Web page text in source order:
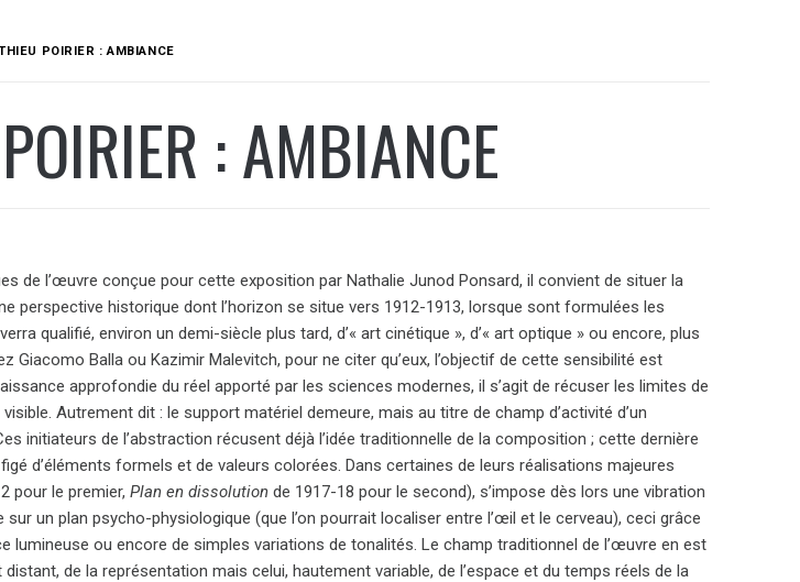
POIRIER : AMBIANCE
: AMBIANCE
de l’œuvre conçue pour cette exposition par Nathalie Junod Ponsard, il convient de situer la
perspective historique dont l’horizon se situe vers 1912-1913, lorsque sont formulées les
qualifié, environ un demi-siècle plus tard, d’« art cinétique », d’« art optique » ou encore, plus
Giacomo Balla ou Kazimir Malevitch, pour ne citer qu’eux, l’objectif de cette sensibilité est
approfondie du réel apporté par les sciences modernes, il s’agit de récuser les limites de
Autrement dit : le support matériel demeure, mais au titre de champ d’activité d’un
initiateurs de l’abstraction récusent déjà l’idée traditionnelle de la composition ; cette dernière
d’éléments formels et de valeurs colorées. Dans certaines de leurs réalisations majeures
pour le premier,Plan en dissolution de 1917-18 pour le second), s’impose dès lors une vibration
un plan psycho-physiologique (que l’on pourrait localiser entre l’œil et le cerveau), ceci grâce
lumineuse ou encore de simples variations de tonalités. Le champ traditionnel de l’œuvre en est
distant, de la représentation mais celui, hautement variable, de l’espace et du temps réels de la